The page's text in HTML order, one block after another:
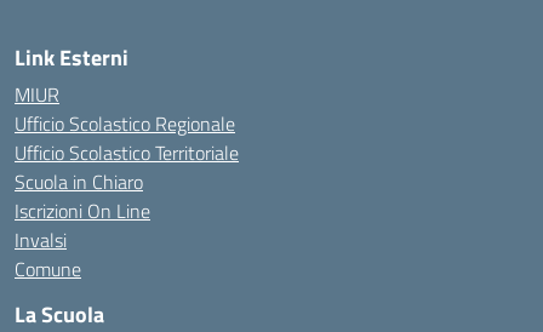
Link Esterni
MIUR
Ufficio Scolastico Regionale
Ufficio Scolastico Territoriale
Scuola in Chiaro
Iscrizioni On Line
Invalsi
Comune
La Scuola